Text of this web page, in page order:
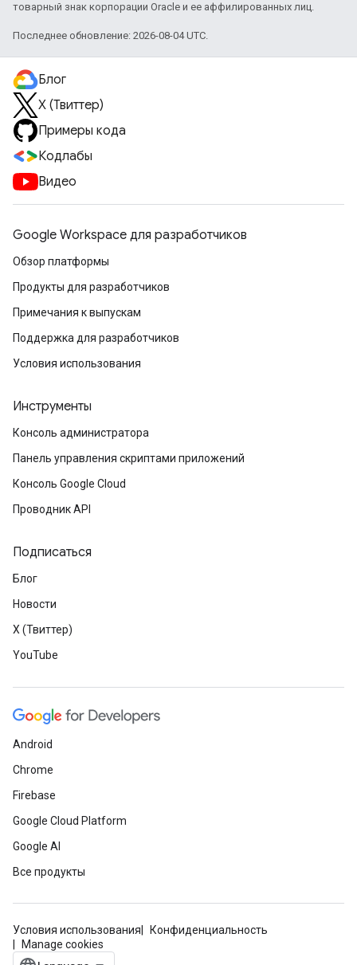
товарный знак корпорации Oracle и ее аффилированных лиц.
Последнее обновление: 2026-08-04 UTC.
Блог
X (Твиттер)
Примеры кода
Кодлабы
Видео
Google Workspace для разработчиков
Обзор платформы
Продукты для разработчиков
Примечания к выпускам
Поддержка для разработчиков
Условия использования
Инструменты
Консоль администратора
Панель управления скриптами приложений
Консоль Google Cloud
Проводник API
Подписаться
Блог
Новости
X (Твиттер)
YouTube
Android
Chrome
Firebase
Google Cloud Platform
Google AI
Все продукты
Условия использования
Конфиденциальность
Manage cookies